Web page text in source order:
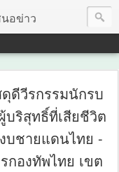
อข่าว
ดีวีรกรรมนักรบ
ริสุทธิ์ที่เสียชีวิต
บชายแดนไทย -
องทัพไทย เขต